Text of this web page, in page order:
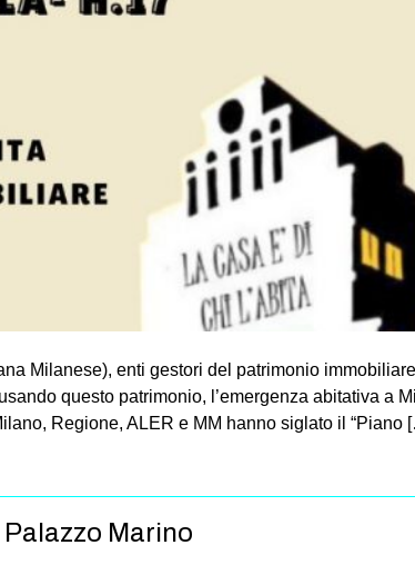
Milanese), enti gestori del patrimonio
questo patrimonio, l’emergenza abitativa a
Regione, ALER e MM hanno siglato il “Piano
Marino